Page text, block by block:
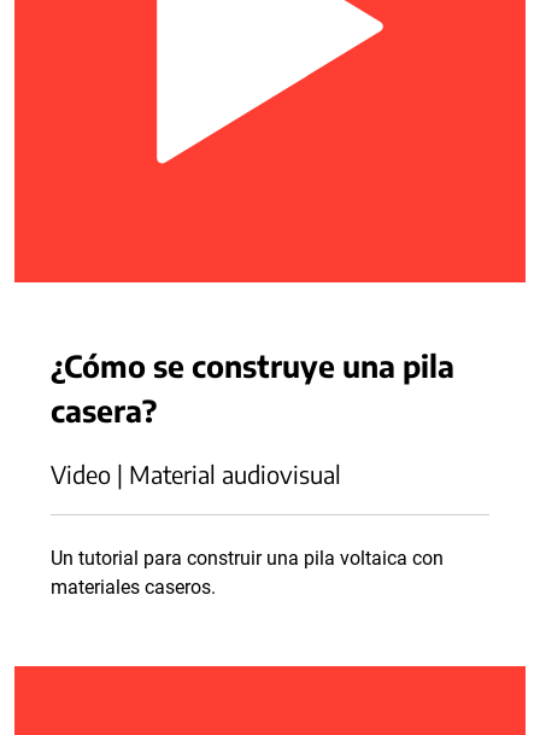
¿Cómo se construye una pila
casera?
Video | Material audiovisual
Un tutorial para construir una pila voltaica con
materiales caseros.